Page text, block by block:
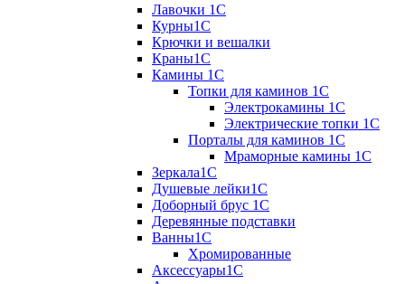
Лавочки 1С
Курны1С
Крючки и вешалки
Краны1С
Камины 1C
Топки для каминов 1C
Электрокамины 1С
Электрические топки 1C
Порталы для каминов 1С
Мраморные камины 1C
Зеркала1С
Душевые лейки1С
Доборный брус 1С
Деревянные подставки
Ванны1С
Хромированные
Аксессуары1С